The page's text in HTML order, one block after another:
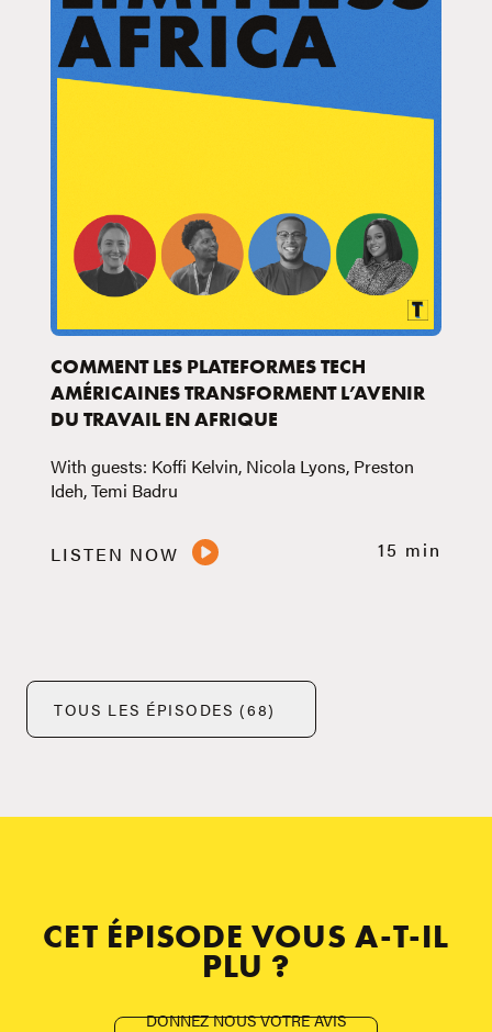
COMMENT LES PLATEFORMES TECH
AMÉRICAINES TRANSFORMENT L’AVENIR
DU TRAVAIL EN AFRIQUE
With guests: Koffi Kelvin, Nicola Lyons, Preston
Ideh, Temi Badru
LISTEN NOW 15 min
TOUS LES ÉPISODES (68)
CET ÉPISODE VOUS A-T-IL
PLU ?
DONNEZ NOUS VOTRE AVIS